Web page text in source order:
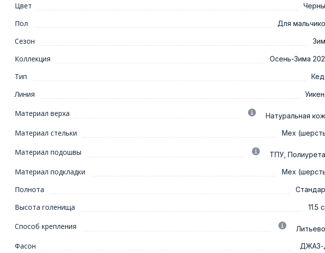
Цвет
Пол Для
Сезон
Коллекция Осень-Зима
Тип
Линия
Материал верха Натуральная
Материал стельки Мех
Материал подошвы ТПУ,
Материал подкладки Мех
Полнота
Высота голенища 11.5
Способ крепления
Фасон